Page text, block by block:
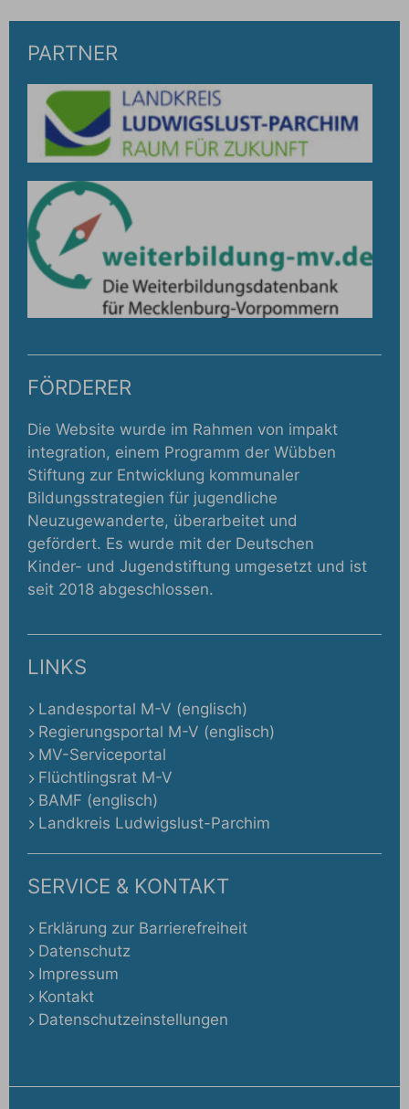
PARTNER
FÖRDERER
Die Website wurde im Rahmen von impakt
integration, einem Programm der Wübben
Stiftung zur Entwicklung kommunaler
Bildungsstrategien für jugendliche
Neuzugewanderte, überarbeitet und
gefördert. Es wurde mit der Deutschen
Kinder- und Jugendstiftung umgesetzt und ist
seit 2018 abgeschlossen.
LINKS
Landesportal M-V (englisch)
Regierungsportal M-V (englisch)
MV-Serviceportal
Flüchtlingsrat M-V
BAMF (englisch)
Landkreis Ludwigslust-Parchim
SERVICE & KONTAKT
Erklärung zur Barrierefreiheit
Datenschutz
Impressum
Kontakt
Datenschutzeinstellungen